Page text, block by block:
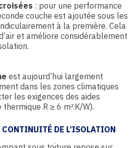
: pour une performance
couche est ajoutée sous les
à la première. Cela
et améliore considérablement
est aujourd’hui largement
dans les zones climatiques
les exigences des aides
R ≥ 6 m².K/W).
CONTINUITÉ DE L’ISOLATION